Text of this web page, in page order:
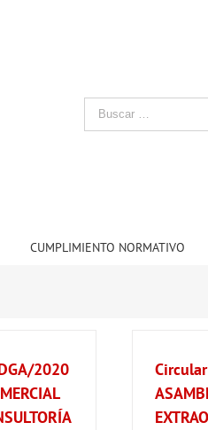
CUMPLIMIENTO NORMATIVO
2020